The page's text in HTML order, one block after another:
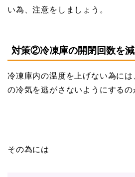
い為、注意をしましょう。
対策②冷凍庫の開閉回数を
冷凍庫内の温度を上げない為に
の冷気を逃がさないようにするの
その為には